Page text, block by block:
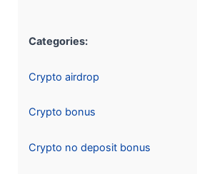
Categories:
Crypto airdrop
Crypto bonus
Crypto no deposit bonus